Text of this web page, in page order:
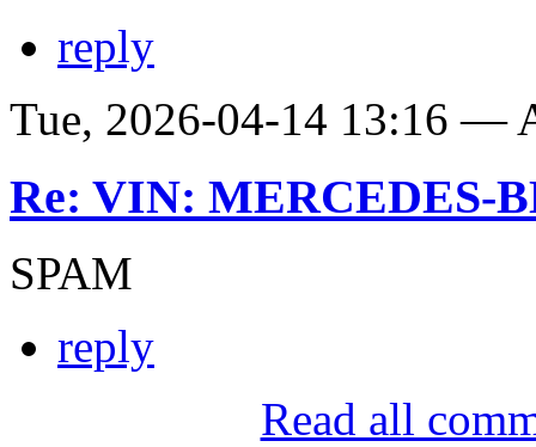
reply
Tue, 2026-04-14 13:16 —
Re: VIN: MERCEDES-
SPAM
reply
Read all